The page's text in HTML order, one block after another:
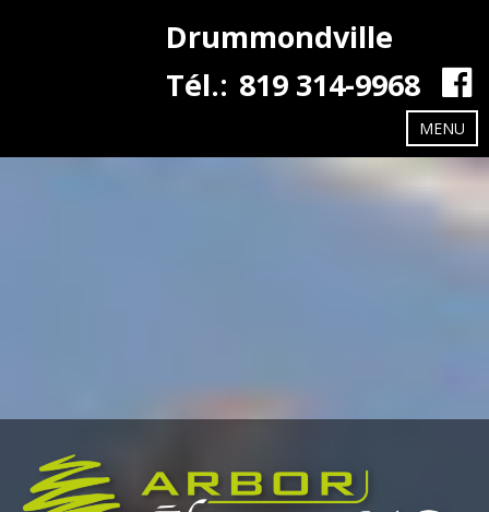
Drummondville
Tél.: 819 314-9968
MENU